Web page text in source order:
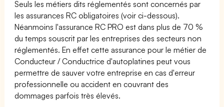
Seuls les métiers dits réglementés sont concernés par
les assurances RC obligatoires (voir ci-dessous).
Néanmoins l'assurance RC PRO est dans plus de 70 %
du temps souscrit par les entreprises des secteurs non
réglementés. En effet cette assurance pour le métier de
Conducteur / Conductrice d'autoplatines peut vous
permettre de sauver votre entreprise en cas d'erreur
professionnelle ou accident en couvrant des
dommages parfois très élevés.